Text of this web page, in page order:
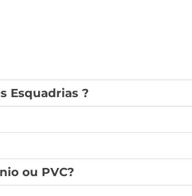
Esquadrias ?
ou PVC?